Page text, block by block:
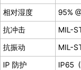
相对湿度
95%
抗冲击
MIL-
抗振动
MIL-
IP 防护
IP65